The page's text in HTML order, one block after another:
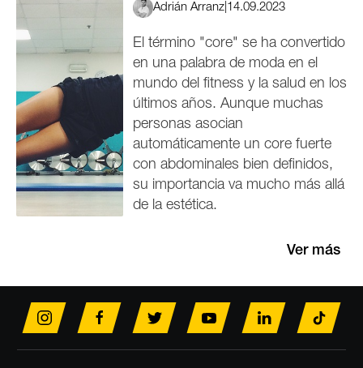
Adrián Arranz 14.09.2023
El término "core" se ha convertido
en una palabra de moda en el
mundo del fitness y la salud en los
últimos años. Aunque muchas
personas asocian
automáticamente un core fuerte
con abdominales bien definidos,
su importancia va mucho más allá
de la estética.
Ver más